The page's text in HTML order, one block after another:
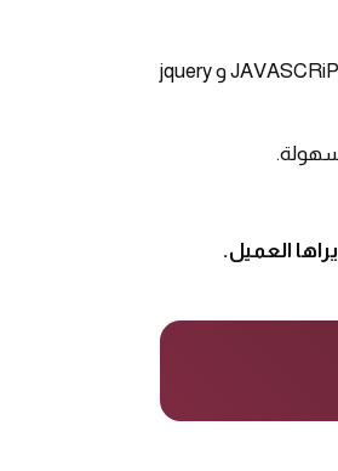
تم بناء الموقع بأستخدام لغة Php ونستخدم العديد من اللغات والمكتبات المكملة الخاصة بالبرمجة والتصميم مثل (HTML و HTML5 و CSS و JAVASCRiPT و jquery
العميل.